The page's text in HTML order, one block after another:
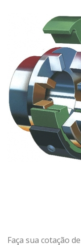
Faça sua cotação de